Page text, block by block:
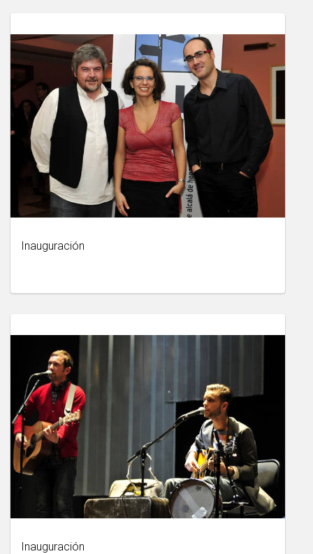
Inauguración
Inauguración